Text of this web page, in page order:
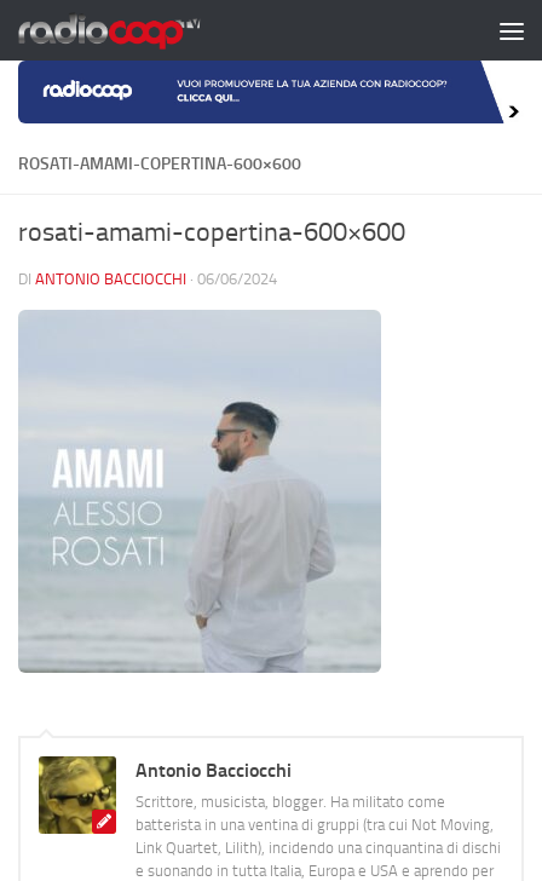
Salta al contenuto
ROSATI-AMAMI-COPERTINA-600×600
rosati-amami-copertina-600×600
DI ANTONIO BACCIOCCHI · 06/06/2024
Antonio Bacciocchi
Scrittore, musicista, blogger. Ha militato come
batterista in una ventina di gruppi (tra cui Not Moving,
Link Quartet, Lilith), incidendo una cinquantina di dischi
e suonando in tutta Italia, Europa e USA e aprendo per